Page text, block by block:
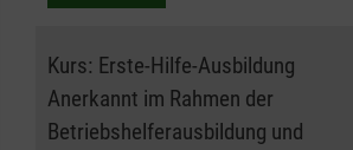
Kurs: Erste-Hilfe-Ausbildung
Anerkannt im Rahmen der
Betriebshelferausbildung und